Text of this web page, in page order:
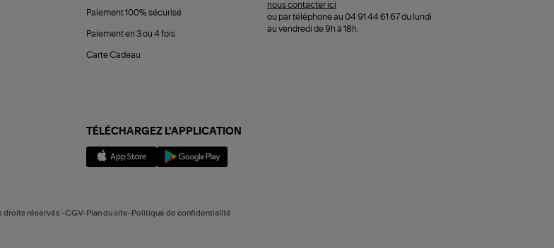
Paiement 100% sécurisé
Paiement en 3 ou 4 fois
Carte Cadeau
nous contacter ici
ou par téléphone au 04 91 44 61 67 du lundi
au vendredi de 9h à 18h.
TÉLÉCHARGEZ L'APPLICATION
droits réservés -CGV-Plan du site-Politique de confidentialité